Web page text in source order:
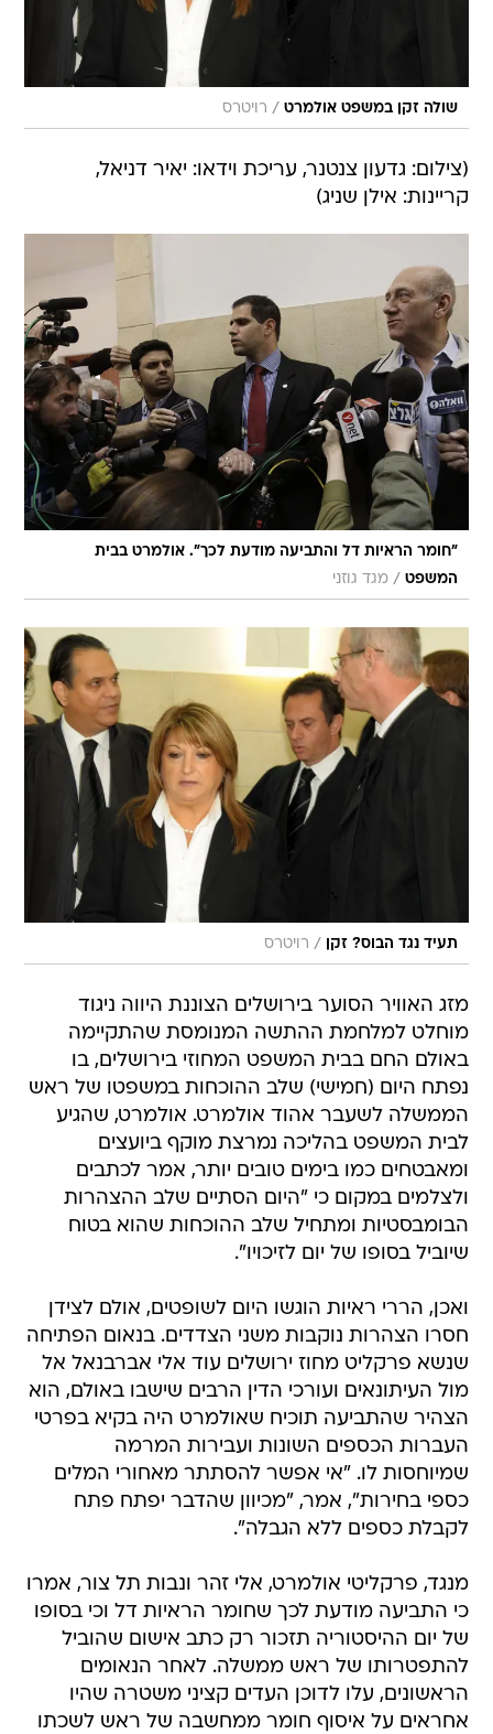
שולה זקן במשפט אולמרט / רויטרס
(צילום: גדעון צנטנר, עריכת וידאו: יאיר דניאל,
קריינות: אילן שניג)
"חומר הראיות דל והתביעה מודעת לכך". אולמרט בבית
המשפט / מגד גוזני
תעיד נגד הבוס? זקן / רויטרס
מזג האוויר הסוער בירושלים הצוננת היווה ניגוד
מוחלט למלחמת ההתשה המנומסת שהתקיימה
באולם החם בבית המשפט המחוזי בירושלים, בו
נפתח היום (חמישי) שלב ההוכחות במשפטו של ראש
הממשלה לשעבר אהוד אולמרט. אולמרט, שהגיע
לבית המשפט בהליכה נמרצת מוקף ביועצים
ומאבטחים כמו בימים טובים יותר, אמר לכתבים
ולצלמים במקום כי "היום הסתיים שלב ההצהרות
הבומבסטיות ומתחיל שלב ההוכחות שהוא בטוח
שיוביל בסופו של יום לזיכויו".
ואכן, הררי ראיות הוגשו היום לשופטים, אולם לצידן
חסרו הצהרות נוקבות משני הצדדים. בנאום הפתיחה
שנשא פרקליט מחוז ירושלים עוד אלי אברבנאל אל
מול העיתונאים ועורכי הדין הרבים שישבו באולם, הוא
הצהיר שהתביעה תוכיח שאולמרט היה בקיא בפרטי
העברות הכספים השונות ועבירות המרמה
שמיוחסות לו. "אי אפשר להסתתר מאחורי המלים
כספי בחירות", אמר, "מכיוון שהדבר יפתח פתח
לקבלת כספים ללא הגבלה".
מנגד, פרקליטי אולמרט, אלי זהר ונבות תל צור, אמרו
כי התביעה מודעת לכך שחומר הראיות דל וכי בסופו
של יום ההיסטוריה תזכור רק כתב אישום שהוביל
להתפטרותו של ראש ממשלה. לאחר הנאומים
הראשונים, עלו לדוכן העדים קציני משטרה שהיו
אחראים על איסוף חומר ממחשבה של ראש לשכתו